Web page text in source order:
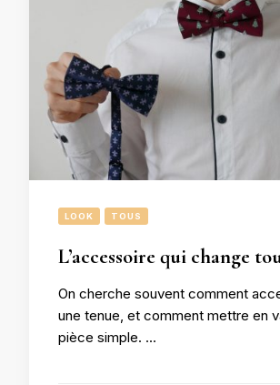
LOOK TOUS
L’accessoire qui change
On cherche souvent comment
une tenue, et comment mettre en
pièce simple. …